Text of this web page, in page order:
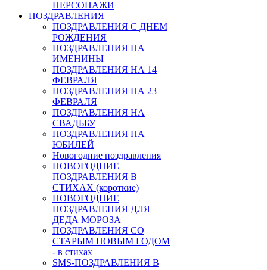
ПЕРСОНАЖИ
ПОЗДРАВЛЕНИЯ
ПОЗДРАВЛЕНИЯ С ДНЕМ
РОЖДЕНИЯ
ПОЗДРАВЛЕНИЯ НА
ИМЕНИНЫ
ПОЗДРАВЛЕНИЯ НА 14
ФЕВРАЛЯ
ПОЗДРАВЛЕНИЯ НА 23
ФЕВРАЛЯ
ПОЗДРАВЛЕНИЯ НА
СВАДЬБУ
ПОЗДРАВЛЕНИЯ НА
ЮБИЛЕЙ
Новогодние поздравления
НОВОГОДНИЕ
ПОЗДРАВЛЕНИЯ В
СТИХАХ (короткие)
НОВОГОДНИЕ
ПОЗДРАВЛЕНИЯ ДЛЯ
ДЕДА МОРОЗА
ПОЗДРАВЛЕНИЯ СО
СТАРЫМ НОВЫМ ГОДОМ
- в стихах
SMS-ПОЗДРАВЛЕНИЯ В